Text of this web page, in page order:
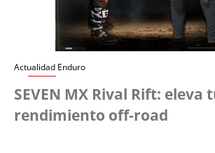
Actualidad Enduro
SEVEN MX Rival Rift: eleva
rendimiento off-road